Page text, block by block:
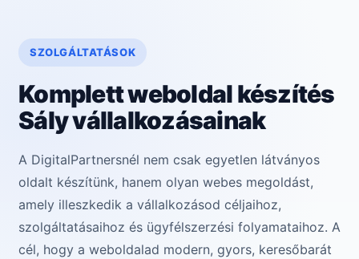
SZOLGÁLTATÁSOK
Komplett weboldal készítés
Sály vállalkozásainak
A DigitalPartnersnél nem csak egyetlen látványos
oldalt készítünk, hanem olyan webes megoldást,
amely illeszkedik a vállalkozásod céljaihoz,
szolgáltatásaihoz és ügyfélszerzési folyamataihoz. A
cél, hogy a weboldalad modern, gyors, keresőbarát